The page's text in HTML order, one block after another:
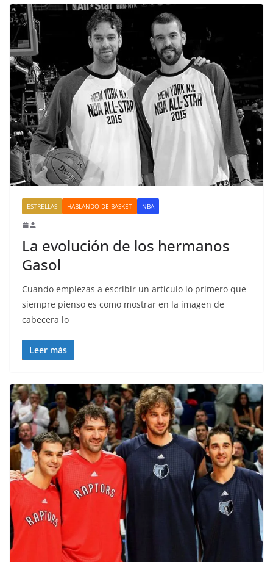
ESTRELLAS HABLANDO DE BASKET NBA
La evolución de los hermanos
Gasol
Cuando empiezas a escribir un artículo lo primero que
siempre pienso es como mostrar en la imagen de
cabecera lo
Leer más